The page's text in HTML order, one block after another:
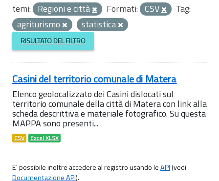
temi: Regioni e città Formati: CSV
Tag:
agriturismo
statistica
RISULTATO DEL FILTRO
Casini del territorio comunale di Matera
Elenco geolocalizzato dei Casini dislocati sul
territorio comunale della città di Matera con link alla
scheda descrittiva e materiale fotografico. Su questa
MAPPA sono presenti...
CSV Excel XLSX
E' possibile inoltre accedere al registro usando leAPI(vedi
Documentazione API).